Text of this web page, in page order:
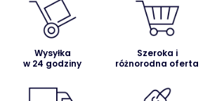
Wysyłka
w 24 godziny
Szeroka i
różnorodna oferta